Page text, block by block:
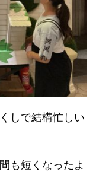
しで結構忙しい
も短くなったよ